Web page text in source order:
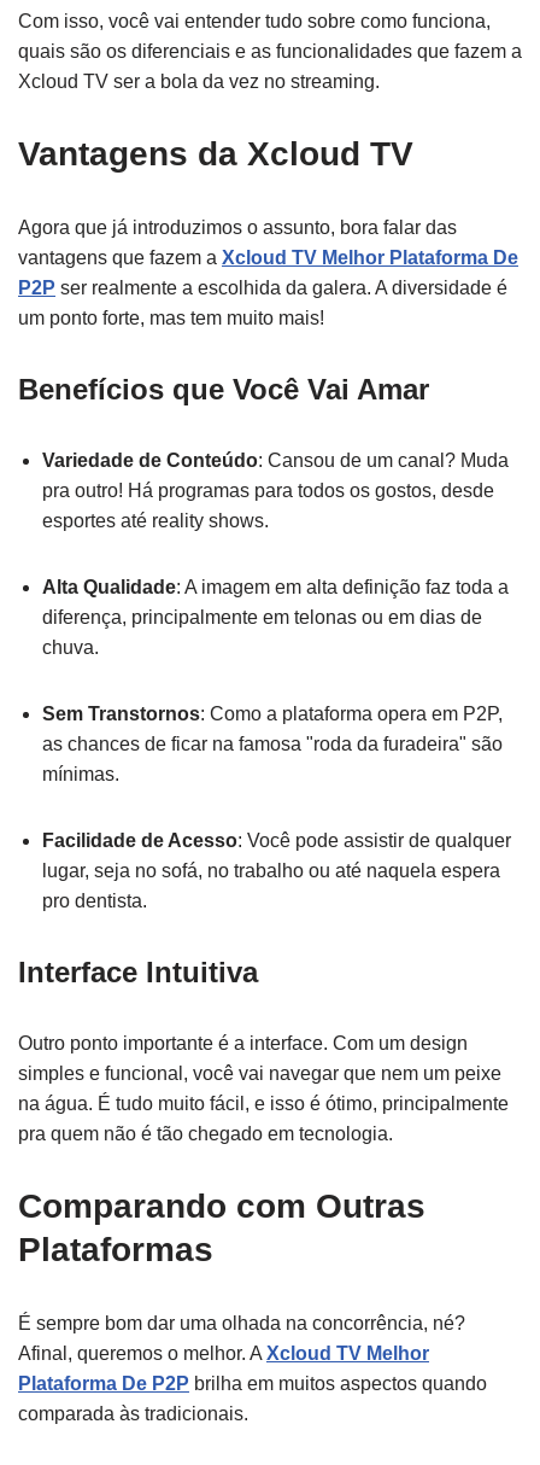
Com isso, você vai entender tudo sobre como funciona,
quais são os diferenciais e as funcionalidades que fazem a
Xcloud TV ser a bola da vez no streaming.
Vantagens da Xcloud TV
Agora que já introduzimos o assunto, bora falar das
vantagens que fazem a Xcloud TV Melhor Plataforma De
P2P ser realmente a escolhida da galera. A diversidade é
um ponto forte, mas tem muito mais!
Benefícios que Você Vai Amar
Variedade de Conteúdo: Cansou de um canal? Muda
pra outro! Há programas para todos os gostos, desde
esportes até reality shows.
Alta Qualidade: A imagem em alta definição faz toda a
diferença, principalmente em telonas ou em dias de
chuva.
Sem Transtornos: Como a plataforma opera em P2P,
as chances de ficar na famosa "roda da furadeira" são
mínimas.
Facilidade de Acesso: Você pode assistir de qualquer
lugar, seja no sofá, no trabalho ou até naquela espera
pro dentista.
Interface Intuitiva
Outro ponto importante é a interface. Com um design
simples e funcional, você vai navegar que nem um peixe
na água. É tudo muito fácil, e isso é ótimo, principalmente
pra quem não é tão chegado em tecnologia.
Comparando com Outras
Plataformas
É sempre bom dar uma olhada na concorrência, né?
Afinal, queremos o melhor. A Xcloud TV Melhor
Plataforma De P2P brilha em muitos aspectos quando
comparada às tradicionais.